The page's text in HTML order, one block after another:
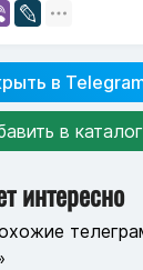
в
в каталог
интересно